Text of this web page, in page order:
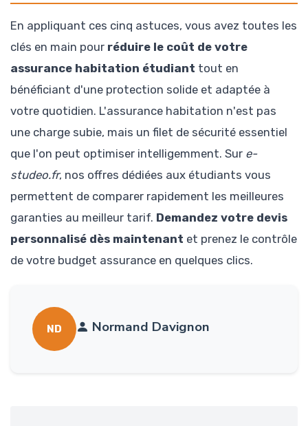
En appliquant ces cinq astuces, vous avez toutes les
clés en main pour réduire le coût de votre
assurance habitation étudiant tout en
bénéficiant d'une protection solide et adaptée à
votre quotidien. L'assurance habitation n'est pas
une charge subie, mais un filet de sécurité essentiel
que l'on peut optimiser intelligemment. Sur e-
studeo.fr, nos offres dédiées aux étudiants vous
permettent de comparer rapidement les meilleures
garanties au meilleur tarif. Demandez votre devis
personnalisé dès maintenant et prenez le contrôle
de votre budget assurance en quelques clics.
ND Normand Davignon